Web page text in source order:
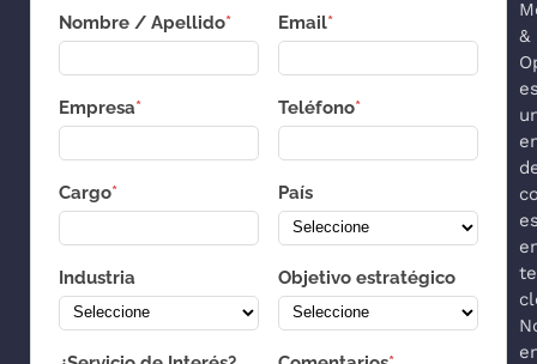
Nombre / Apellido* Email*
Empresa* Teléfono*
Cargo* País
Industria Objetivo estratégico
&